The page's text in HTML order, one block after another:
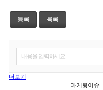
등록 목록
내용을 입력하세요.
더보기
마케팅이슈